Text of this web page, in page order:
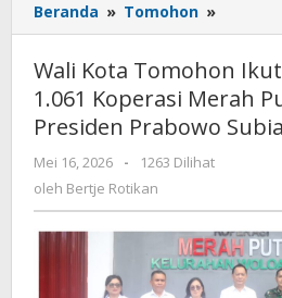
Beranda » Tomohon »
Kota
Ikuti
1.061
oleh
Wali Kota Tomohon
1.061 Koperasi Merah
Presiden Prabowo
Mei 16, 2026
oleh
Bertje
-
1263 Dilihat
oleh Bertje Rotikan